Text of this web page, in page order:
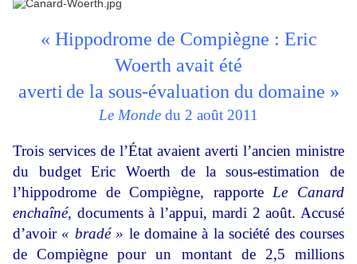
« Hippodrome de Compiègne : Eric
Woerth avait été
averti de la sous-évaluation du domaine »
Le Monde du 2 août 2011
Trois services de l’État avaient averti l’ancien ministre
du budget Eric Woerth de la sous-estimation de
l’hippodrome de Compiègne, rapporte Le Canard
enchaîné, documents à l’appui, mardi 2 août. Accusé
d’avoir « bradé » le domaine à la société des courses
de Compiègne pour un montant de 2,5 millions